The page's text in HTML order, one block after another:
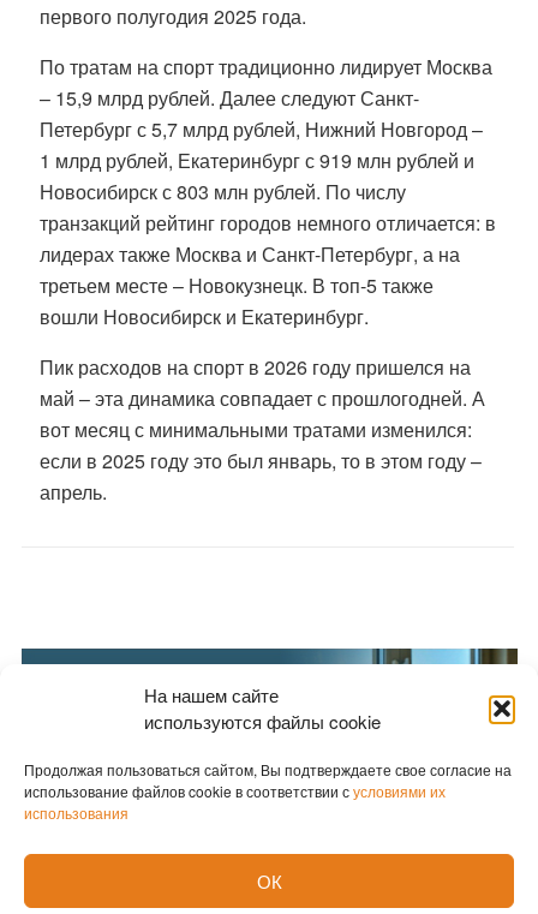
На нашем сайте
используются файлы cookie
Продолжая пользоваться сайтом, Вы подтверждаете свое согласие на
использование файлов cookie в соответствии сусловиями их
использования
ОК
первого полугодия 2025 года.
По тратам на спорт традиционно лидирует Москва
– 15,9 млрд рублей. Далее следуют Санкт-
Петербург с 5,7 млрд рублей, Нижний Новгород –
1 млрд рублей, Екатеринбург с 919 млн рублей и
Новосибирск с 803 млн рублей. По числу
транзакций рейтинг городов немного отличается: в
лидерах также Москва и Санкт-Петербург, а на
третьем месте – Новокузнецк. В топ-5 также
вошли Новосибирск и Екатеринбург.
Пик расходов на спорт в 2026 году пришелся на
май – эта динамика совпадает с прошлогодней. А
вот месяц с минимальными тратами изменился:
если в 2025 году это был январь, то в этом году –
апрель.